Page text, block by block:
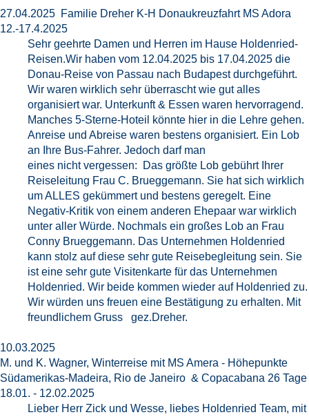
27.04.2025 Familie Dreher K-H Donaukreuzfahrt MS Adora
12.-17.4.2025
Sehr geehrte Damen und Herren im Hause Holdenried-
Reisen.Wir haben vom 12.04.2025 bis 17.04.2025 die
Donau-Reise von Passau nach Budapest durchgeführt.
Wir waren wirklich sehr überrascht wie gut alles
organisiert war. Unterkunft & Essen waren hervorragend.
Manches 5-Sterne-Hoteil könnte hier in die Lehre gehen.
Anreise und Abreise waren bestens organisiert. Ein Lob
an Ihre Bus-Fahrer. Jedoch darf man
eines nicht vergessen: Das größte Lob gebührt Ihrer
Reiseleitung Frau C. Brueggemann. Sie hat sich wirklich
um ALLES gekümmert und bestens geregelt. Eine
Negativ-Kritik von einem anderen Ehepaar war wirklich
unter aller Würde. Nochmals ein großes Lob an Frau
Conny Brueggemann. Das Unternehmen Holdenried
kann stolz auf diese sehr gute Reisebegleitung sein. Sie
ist eine sehr gute Visitenkarte für das Unternehmen
Holdenried. Wir beide kommen wieder auf Holdenried zu.
Wir würden uns freuen eine Bestätigung zu erhalten. Mit
freundlichem Gruss gez.Dreher.
10.03.2025
M. und K. Wagner, Winterreise mit MS Amera - Höhepunkte
Südamerikas-Madeira, Rio de Janeiro & Copacabana 26 Tage
18.01. - 12.02.2025
Lieber Herr Zick und Wesse, liebes Holdenried Team, mit